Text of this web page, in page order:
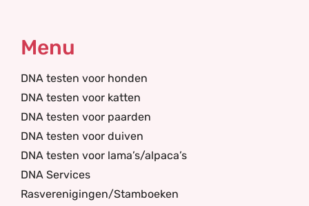
Menu
DNA testen voor honden
DNA testen voor katten
DNA testen voor paarden
DNA testen voor duiven
DNA testen voor lama’s/alpaca’s
DNA Services
Rasverenigingen/Stamboeken